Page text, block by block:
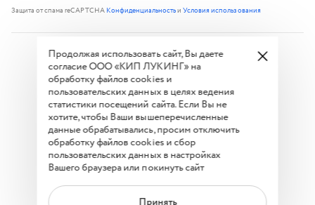
Защита от спама reCAPTCHA КонфиденциальностьиУсловия использования
© 2026 Keep Looking Group. Все права защищены.
Политика конфиденциальности
Условия акции
Часто задаваемые вопросы
Способы оплаты:
Продолжая использовать сайт, Вы даете
согласие ООО «КИП ЛУКИНГ» на
обработку файлов cookies и
пользовательских данных в целях ведения
статистики посещений сайта. Если Вы не
хотите, чтобы Ваши вышеперечисленные
данные обрабатывались, просим отключить
обработку файлов cookies и сбор
пользовательских данных в настройках
Вашего браузера или покинуть сайт
Принять